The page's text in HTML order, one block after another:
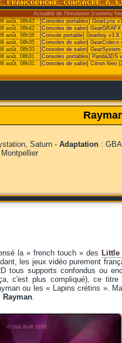
Actualité de l'émulation [contenu
août, 08h43 :[Consoles portables] GearLynx
août, 08h42 : [Consoles de salon]
août, 08h36 : [Console portable] Gearboy
août, 08h35 : [Consoles de salon] GearColeco
août, 08h33 : [Consoles de salon]
août, 08h31 : [Consoles portables] Panda3DS
août, 08h31 : [Consoles de salon] Citron Neo
Saturn - Adaptation :
la « french touch » des Little
les jeux vidéo purement
tous supports confondus ou
c'est plus compliqué), ce
ou les « Lapins crétins ».
Rayman.